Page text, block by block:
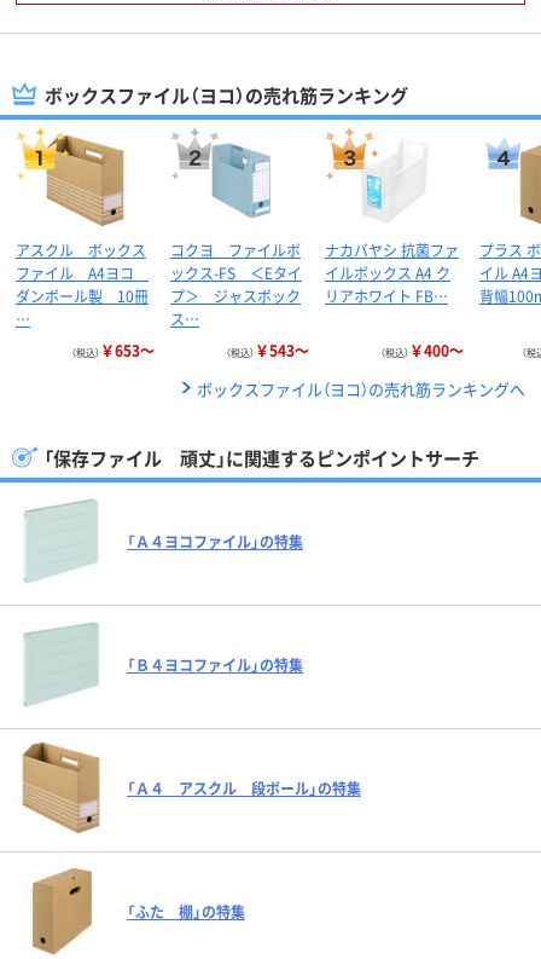
ボックスファイル（ヨコ）の売れ筋ランキング
アスクル ボックス
ファイル A4ヨコ
ダンボール製 10冊
…
（税込） ￥653～
コクヨ ファイルボ
ックス-FS ＜Eタイ
プ＞ ジャスボック
ス…
（税込） ￥543～
ナカバヤシ 抗菌ファ
イルボックス A4 ク
リアホワイト FB…
（税込） ￥400～
プラス
イル A4
背幅
（税
ボックスファイル（ヨコ）の売れ筋ランキングへ
「保存ファイル 頑丈」に関連するピンポイントサーチ
「Ａ４ヨコファイル」の特集
「Ｂ４ヨコファイル」の特集
「Ａ４ アスクル 段ボール」の特集
「ふた 棚」の特集